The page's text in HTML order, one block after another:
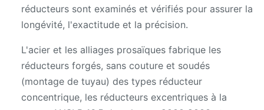
réducteurs sont examinés et vérifiés pour assurer la
longévité, l'exactitude et la précision.
L'acier et les alliages prosaïques fabrique les
réducteurs forgés, sans couture et soudés
(montage de tuyau) des types réducteur
concentrique, les réducteurs excentriques à la